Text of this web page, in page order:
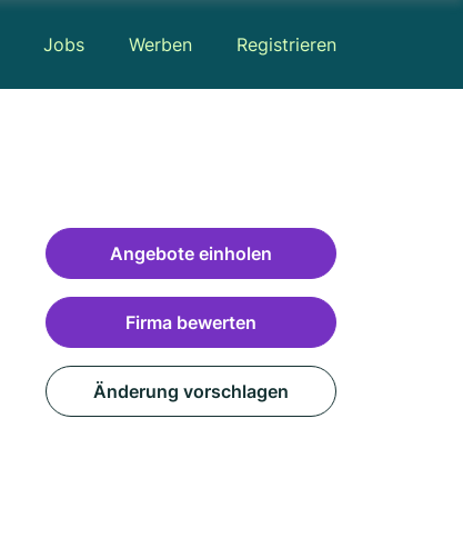
Jobs Werben Registrieren
Angebote einholen
Firma bewerten
Änderung vorschlagen